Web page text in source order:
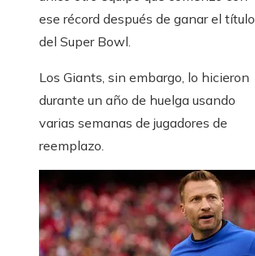
ese récord después de ganar el título
del Super Bowl.
Los Giants, sin embargo, lo hicieron
durante un año de huelga usando
varias semanas de jugadores de
reemplazo.